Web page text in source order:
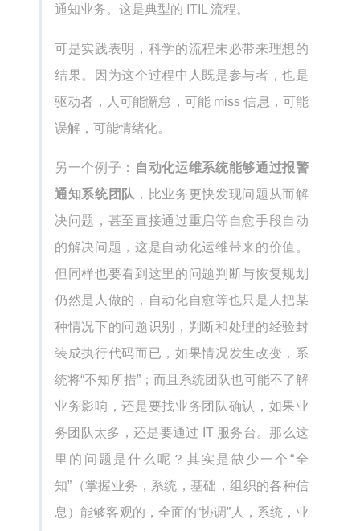
通知业务。这是典型的 ITIL 流程。
可是实践表明，科学的流程未必带来理想的
结果。因为这个过程中人既是参与者，也是
驱动者，人可能懈怠，可能 miss 信息，可能
误解，可能情绪化。
另一个例子： 自动化运维系统能够通过报警
通知系统团队 ，比业务更快发现问题从而解
决问题，甚至直接通过重启等自愈手段自动
的解决问题，这是自动化运维带来的价值。
但同样也要看到这里的问题判断与恢复规划
仍然是人做的，自动化自愈等也只是人把某
种情况下的问题识别，判断和处理的经验封
装成执行代码而已，如果情况发生改变，系
统将“不知所措”；而且系统团队也可能不了解
业务影响，还是要找业务团队确认，如果业
务团队太多，还是要通过 IT 服务台。那么这
里的问题是什么呢？其实是缺少一个“全
知”（掌握业务，系统，基础，组织的各种信
息）能够客观的，全面的“协调”人，系统，业